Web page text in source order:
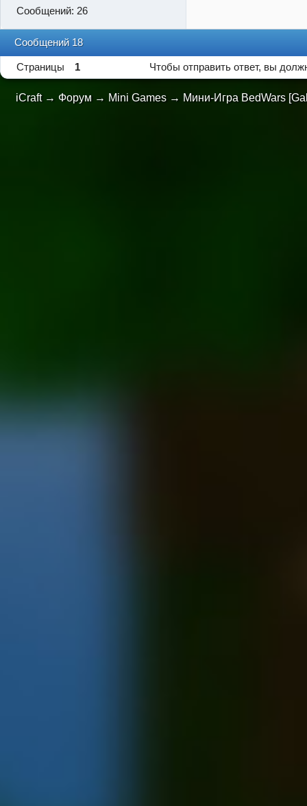
Сообщений: 26
Сообщений 18
Страницы 1 Чтобы отправить ответ, вы
iCraft → Форум → Mini Games → Мини-Игра BedWars